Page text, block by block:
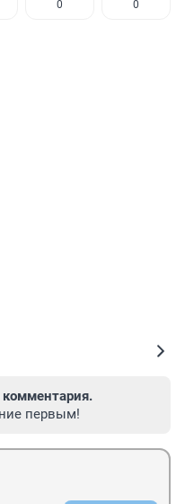
0 0
комментария.
первым!